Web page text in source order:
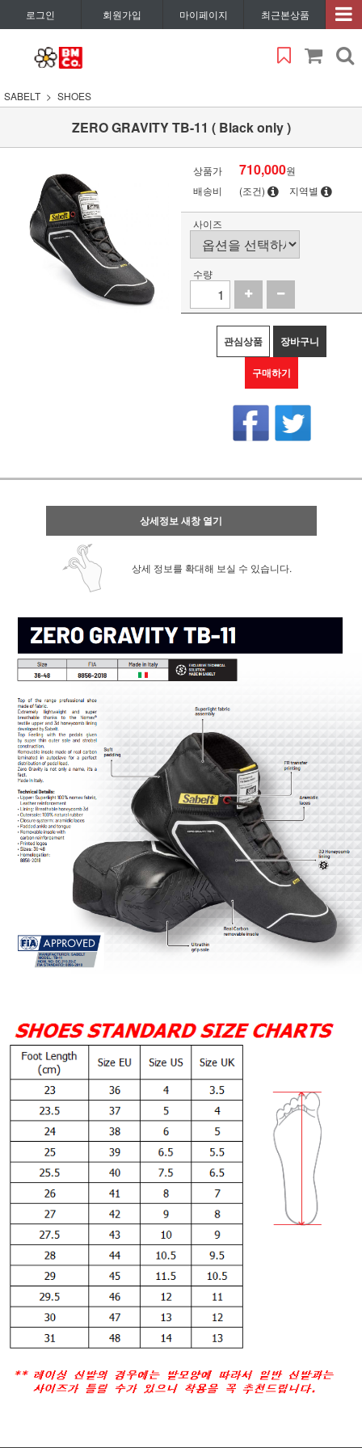
로그인 회원가입 마이페이지 최근본상품
SABELT SHOES
ZERO GRAVITY TB-11 ( Black only )
상품가 710,000원
배송비
(조건) 지역별
사이즈
수량
관심상품 장바구니
구매하기
상세정보 새창 열기
상세 정보를 확대해 보실 수 있습니다.